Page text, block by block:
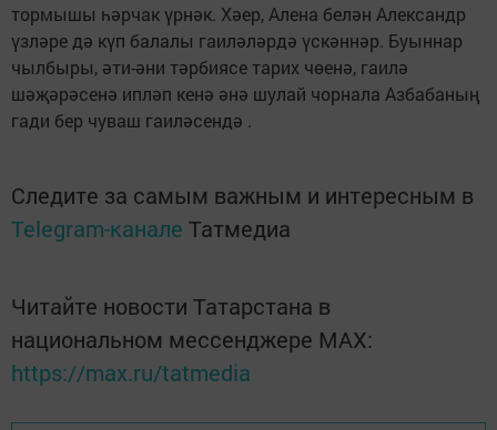
тормышы һәрчак үрнәк. Хәер, Алена белән Александр
үзләре дә күп балалы гаиләләрдә үскәннәр. Буыннар
чылбыры, әти-әни тәрбиясе тарих чөенә, гаилә
шәҗәрәсенә ипләп кенә әнә шулай чорнала Азбабаның
гади бер чуваш гаиләсендә .
Следите за самым важным и интересным в
Telegram-канале Татмедиа
Читайте новости Татарстана в
национальном мессенджере MАХ:
https://max.ru/tatmedia